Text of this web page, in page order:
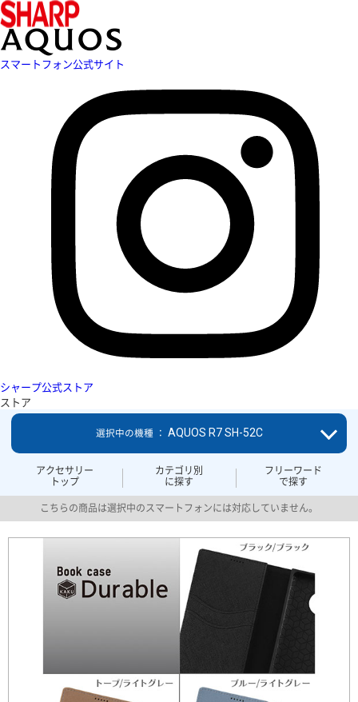
スマートフォン公式サイト
シャープ公式ストア
ストア
アクセサリー
トップ
カテゴリ別
に探す
フリーワード
で探す
選択中の機種 ： AQUOS R7 SH-52C
こちらの商品は選択中のスマートフォンには対応していません。